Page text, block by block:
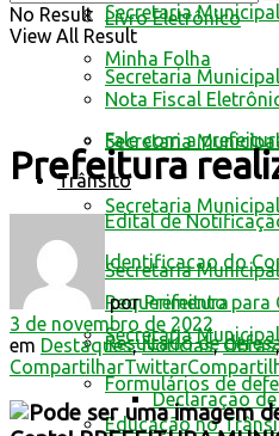
Livro Eletrônico
Minha Folha
Nota Fiscal
Fale com a
Trânsito
Edital de
Identificacao do
Requerimento
Resultado de
Formulários de
Educação no
Secretaria
Secretaria
Secretaria
Secretaria
Secretaria
Secretaria
Declaração
No Result
View All Result
Prefeitura
por Prefeitura
3 de novembro de 2022
em Destaques,Notícias,Obras
CompartilharTwittar